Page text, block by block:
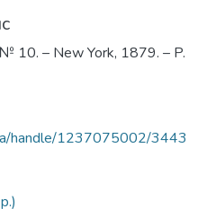
10. – New York, 1879. – P.
handle/1237075002/3443